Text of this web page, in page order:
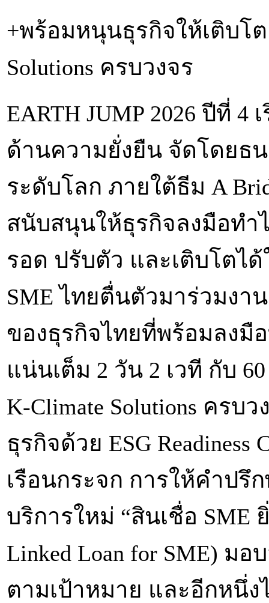
+พร้อมหนุนธุรกิจให้เติบโ
Solutions ครบวงจร
​EARTH JUMP 2026 ปีที่
ด้านความยั่งยืน จัดโดยธ
ระดับโลก ภายใต้ธีม A
สนับสนุนให้ธุรกิจลงมือทำ
รอด ปรับตัว และเติบโตไ
SME ไทยตื่นตัวมาร่วมง
ของธุรกิจไทยที่พร้อมลงมื
แน่นเต็ม 2 วัน 2 เวที กับ
K-Climate Solutions ครบ
ธุรกิจด้วย ESG
เรือนกระจก การให้คำปรึ
บริการใหม่ “สินเชื่อ SME
Linked Loan for SME) ม
ตามเป้าหมาย และอีกหนึ่ง